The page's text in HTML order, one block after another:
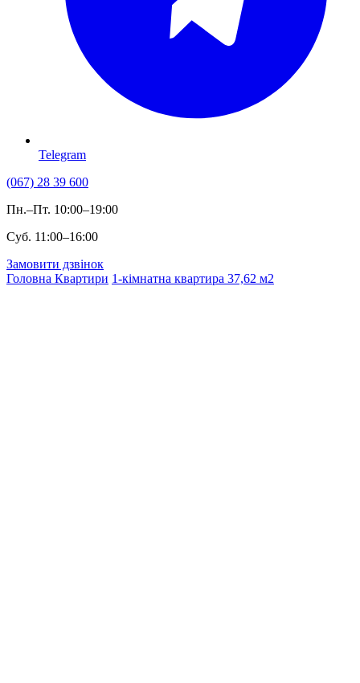
Telegram
(067) 28 39 600
Пн.–Пт. 10:00–19:00
Суб. 11:00–16:00
Замовити дзвінок
Головна Квартири 1-кімнатна квартира 37,62 м2